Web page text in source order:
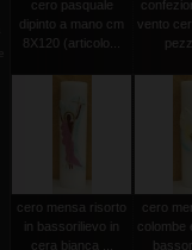
cero pasquale
dipinto a mano cm
8X120 (articolo...
vento
cero mensa risorto
in bassorilievo in
cera bianca ...
cero
colombe